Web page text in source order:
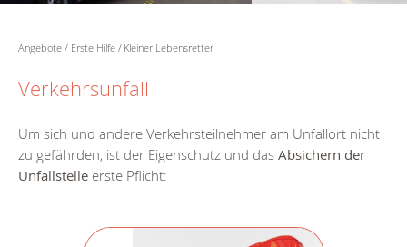
Angebote Erste Hilfe Kleiner Lebensretter
Verkehrsunfall
Um sich und andere Verkehrsteilnehmer am Unfallort nicht
zu gefährden, ist der Eigenschutz und das Absichern der
Unfallstelle erste Pflicht: